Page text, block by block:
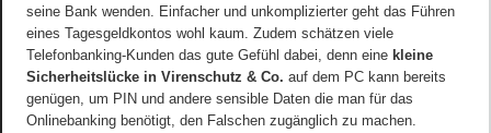
seine Bank wenden. Einfacher und unkomplizierter geht das Führen
eines Tagesgeldkontos wohl kaum. Zudem schätzen viele
Telefonbanking-Kunden das gute Gefühl dabei, denn eine kleine
Sicherheitslücke in Virenschutz & Co. auf dem PC kann bereits
genügen, um PIN und andere sensible Daten die man für das
Onlinebanking benötigt, den Falschen zugänglich zu machen.